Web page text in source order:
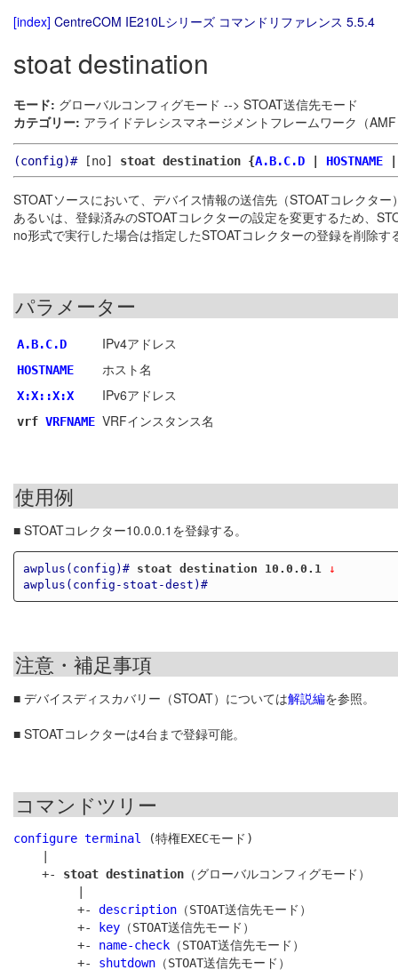
[index] CentreCOM IE210Lシリーズ コマンドリファレンス 5.5.4
stoat destination
モード: グローバルコンフィグモード --> STOAT送信先モード
カテゴリー: アライドテレシスマネージメントフレームワーク（
(config)#[no] stoat destination {A.B.C.D HOSTNAME
STOATソースにおいて、デバイス情報の送信先（STOATコレクタ
あるいは、登録済みのSTOATコレクターの設定を変更するため、
no形式で実行した場合は指定したSTOATコレクターの登録を削除
パラメーター
A.B.C.D IPv4アドレス
HOSTNAME ホスト名
X:X::X:X IPv6アドレス
vrf VRFNAME VRFインスタンス名
使用例
■ STOATコレクター10.0.0.1を登録する。
awplus(config)# stoat destination 10.0.0.1
↓
awplus(config-stoat-dest)#
注意・補足事項
■ デバイスディスカバリー（STOAT）については解説編を参照。
■ STOATコレクターは4台まで登録可能。
コマンドツリー
configure terminal
(特権EXECモード)
    +-
stoat destination （グローバルコンフィグモード）
         +-
description （STOAT送信先モード）
         +-
key （STOAT送信先モード）
         +-
name-check （STOAT送信先モード）
         +-
shutdown （STOAT送信先モード）